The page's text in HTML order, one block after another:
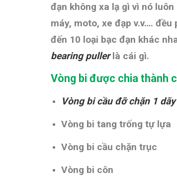
đạn không xa lạ gì vì nó
máy, moto, xe đạp v.v…. đều
đến 10 loại bạc đạn khác
bearing pullerlà cái gì.
Vòng bi được chia thành
Vòng bi cầu đỡ chặn 1 dãy
Vòng bi tang trống tự lựa
Vòng bi cầu chặn trục
Vòng bi côn